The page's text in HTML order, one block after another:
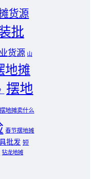
货源
批
货源 山
地摊
摆地
地摊卖什么
春节摆地摊
批发 短
钻龙地摊